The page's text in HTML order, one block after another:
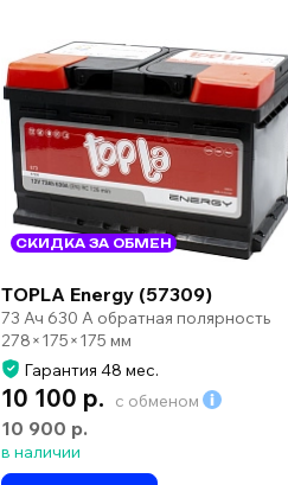
СКИДКА ЗА ОБМЕН
TOPLA Energy (57309)
73 Ач 630 А обратная полярность
278×175×175 мм
Гарантия 48 мес.
10 100 р. с обменом
10 900 р.
в наличии